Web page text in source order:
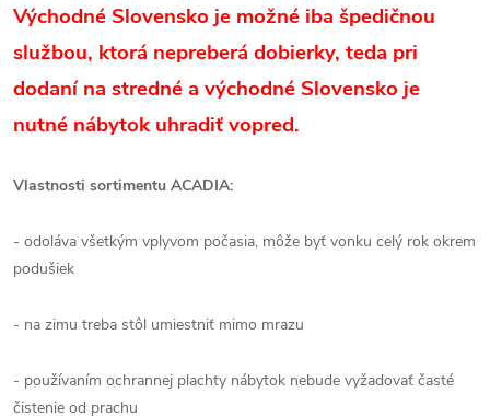
Východné Slovensko je možné iba špedičnou
službou, ktorá nepreberá dobierky, teda pri
dodaní na stredné a východné Slovensko je
nutné nábytok uhradiť vopred.
Vlastnosti sortimentu ACADIA:
- odoláva všetkým vplyvom počasia, môže byť vonku celý rok okrem
podušiek
- na zimu treba stôl umiestniť mimo mrazu
- používaním ochrannej plachty nábytok nebude vyžadovať časté
čistenie od prachu